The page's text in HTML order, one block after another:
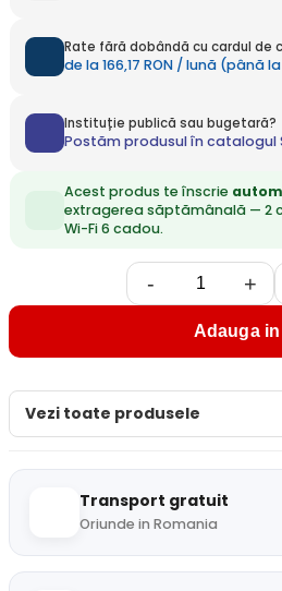
Rate fără dobândă cu cardul de
de la 166,17 RON / lună (până
Instituție publică sau bugetară?
Postăm produsul în catalogul
Acest produs te înscrie
extragerea săptămânală — 2
Wi-Fi 6 cadou.
- +
Adauga
Vezi toate produsele
Transport gratuit
Oriunde in Romania